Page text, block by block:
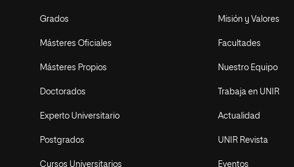
Grados
Másteres Oficiales
Másteres Propios
Doctorados
Experto Universitario
Postgrados
Cursos Universitarios
Misión y Valores
Facultades
Nuestro Equipo
Trabaja en UNIR
Actualidad
UNIR Revista
Eventos